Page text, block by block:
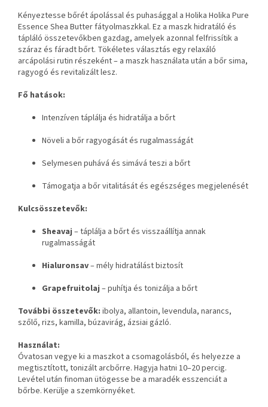
Kényeztesse bőrét ápolással és puhasággal a Holika Holika Pure
Essence Shea Butter fátyolmaszkkal. Ez a maszk hidratáló és
tápláló összetevőkben gazdag, amelyek azonnal felfrissítik a
száraz és fáradt bőrt. Tökéletes választás egy relaxáló
arcápolási rutin részeként – a maszk használata után a bőr sima,
ragyogó és revitalizált lesz.
Fő hatások:
Intenzíven táplálja és hidratálja a bőrt
Növeli a bőr ragyogását és rugalmasságát
Selymesen puhává és simává teszi a bőrt
Támogatja a bőr vitalitását és egészséges megjelenését
Kulcsösszetevők:
Sheavaj – táplálja a bőrt és visszaállítja annak
rugalmasságát
Hialuronsav– mély hidratálást biztosít
Grapefruitolaj – puhítja és tonizálja a bőrt
További összetevők: ibolya, allantoin, levendula, narancs,
szőlő, rizs, kamilla, búzavirág, ázsiai gázló.
Használat:
Óvatosan vegye ki a maszkot a csomagolásból, és helyezze a
megtisztított, tonizált arcbőrre. Hagyja hatni 10–20 percig.
Levétel után finoman ütögesse be a maradék esszenciát a
bőrbe. Kerülje a szemkörnyéket.